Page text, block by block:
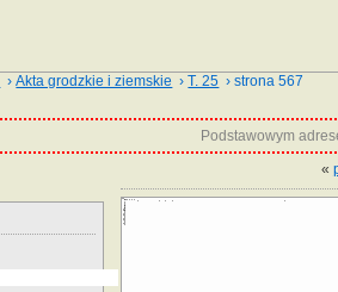
›Akta grodzkie i ziemskie ›T. 25 › strona 567
Podstawowym
«